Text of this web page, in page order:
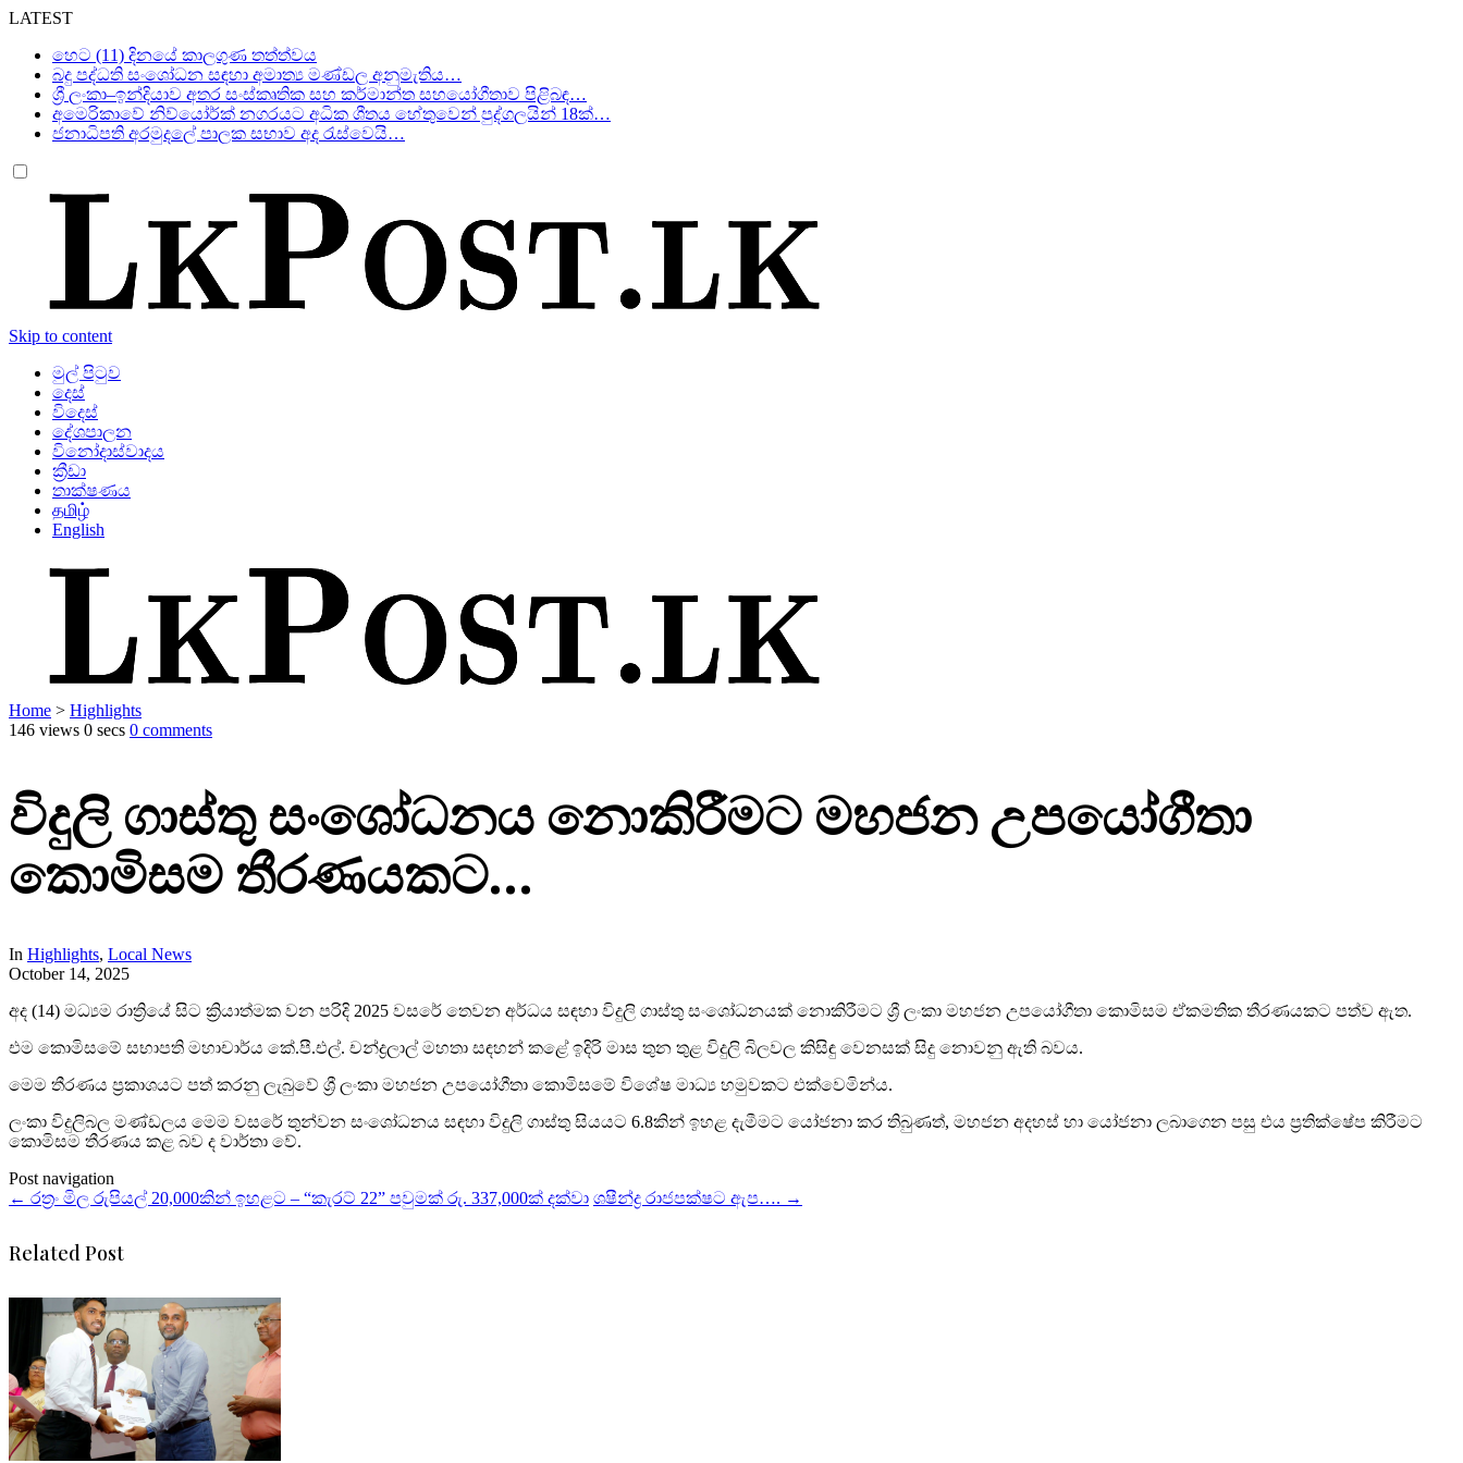
LATEST
හෙට (11) දිනයේ කාලගුණ තත්ත්වය
බදු පද්ධති සංශෝධන සඳහා අමාත්‍ය මණ්ඩල අනුමැතිය…
ශ්‍රී ලංකා–ඉන්දියාව අතර සංස්කෘතික සහ කර්මාන්ත සහයෝගීතාව පිළිබඳ…
අමෙරිකාවේ නිව්යෝර්ක් නගරයට අධික ශීතය හේතුවෙන් පුද්ගලයින් 18ක්…
ජනාධිපති අරමුදලේ පාලක සභාව අද රැස්වෙයි…
Skip to content
මුල් පිටුව
දෙස්
විදෙස්
දේශපාලන
විනෝදාස්වාදය
ක්‍රීඩා
තාක්ෂණය
தமிழ்
English
Home > Highlights
146 views 0 secs 0 comments
විදුලි ගාස්තු සංශෝධනය නොකිරීමට මහජන උපයෝගීතා
කොමිසම තීරණයකට…
In Highlights, Local News
October 14, 2025
අද (14) මධ්‍යම රාත්‍රියේ සිට ක්‍රියාත්මක වන පරිදි 2025 වසරේ තෙවන අර්ධය සඳහා විදුලි ගාස්තු සංශෝධනයක් නොකිරීමට ශ්‍රී ලංකා මහජන උපයෝගීතා කොමිසම ඒකමතික තීරණයකට පත්ව ඇත.
එම කොමිසමේ සභාපති මහාචාර්ය කේ.පී.එල්. චන්ද්‍රලාල් මහතා සඳහන් කළේ ඉදිරි මාස තුන තුළ විදුලි බිලවල කිසිඳු වෙනසක් සිදු නොවනු ඇති බවය.
මෙම තීරණය ප්‍රකාශයට පත් කරනු ලැබුවේ ශ්‍රී ලංකා මහජන උපයෝගීතා කොමිසමේ විශේෂ මාධ්‍ය හමුවකට එක්වෙමින්ය.
ලංකා විදුලිබල මණ්ඩලය මෙම වසරේ තුන්වන සංශෝධනය සඳහා විදුලි ගාස්තු සියයට 6.8කින් ඉහළ දැමීමට යෝජනා කර තිබුණත්, මහජන අදහස් හා යෝජනා ලබාගෙන පසු එය ප්‍රතික්ෂේප කිරීමට
කොමිසම තීරණය කළ බව ද වාර්තා වේ.
Post navigation
← රත්‍රං මිල රුපියල් 20,000කින් ඉහළට – “කැරට් 22” පවුමක් රු. 337,000ක් දක්වා ශෂීන්ද්‍ර රාජපක්ෂට ඇප…. →
Related Post